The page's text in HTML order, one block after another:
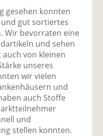
gesehen konnten
gut sortiertes
Wir bevorraten eine
und sehen
von kleinen
unseres
wir vielen
und
auch Stoffe
und
stellen konnten.